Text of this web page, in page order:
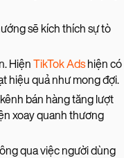
sẽ kích thích sự tò
Hiện TikTok Adshiện có
hiệu quả như mong đợi.
bán hàng tăng lượt
xoay quanh thương
qua việc người dùng